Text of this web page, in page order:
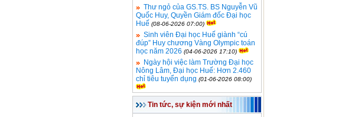
Thư ngỏ của GS.TS. BS Nguyễn Vũ
Quốc Huy, Quyền Giám đốc Đại học
Huế (08-06-2026 07:00)
Sinh viên Đại học Huế giành “cú
đúp” Huy chương Vàng Olympic toán
học năm 2026 (04-06-2026 17:10)
Ngày hội việc làm Trường Đại học
Nông Lâm, Đại học Huế: Hơn 2.460
chỉ tiêu tuyển dụng (01-06-2026 08:00)
Tin tức, sự kiện mới nhất